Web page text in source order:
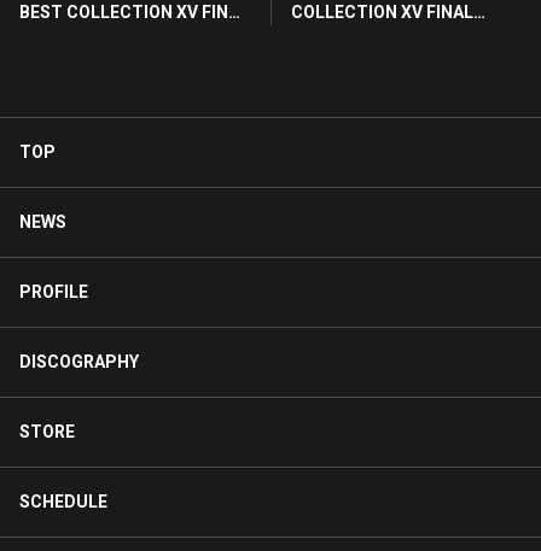
BEST COLLECTION XV FINAL
COLLECTION XV FINAL
TOP
NEWS
PROFILE
DISCOGRAPHY
STORE
SCHEDULE